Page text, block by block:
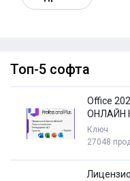
Топ-5 софта
Office
ОНЛАЙН
ПОДАРОК
Ключ
27048